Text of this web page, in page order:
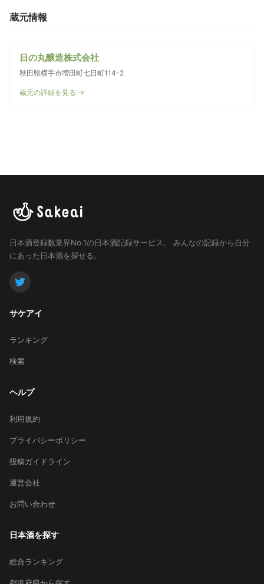
蔵元情報
日の丸醸造株式会社
秋田県横手市増田町七日町114-2
蔵元の詳細を見る →
日本酒登録数業界No.1の日本酒記録サービス。
みんなの記録から自分
にあった日本酒を探せる。
サケアイ
ランキング
検索
ヘルプ
利用規約
プライバシーポリシー
投稿ガイドライン
運営会社
お問い合わせ
日本酒を探す
総合ランキング